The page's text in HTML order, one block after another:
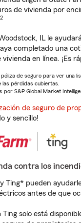
de vivienda por
2
IL le
completado una
en línea. ¡Es
de seguro para ver una
pérdidas cubiertas.
por S&P Global Market
de seguro de
y sencillo!
contra los
Ting* pueden
antes de que
Ting solo está